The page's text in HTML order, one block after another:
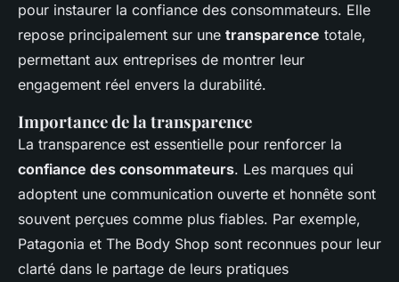
pour instaurer la confiance des consommateurs. Elle
repose principalement sur une transparence totale,
permettant aux entreprises de montrer leur
engagement réel envers la durabilité.
Importance de la transparence
La transparence est essentielle pour renforcer la
confiance des consommateurs. Les marques qui
adoptent une communication ouverte et honnête sont
souvent perçues comme plus fiables. Par exemple,
Patagonia et The Body Shop sont reconnues pour leur
clarté dans le partage de leurs pratiques